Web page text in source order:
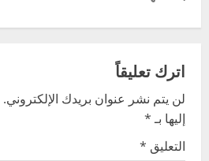
n
v
i
g
اترك تعليقاً
لن يتم نشر عنوان بريدك الإلكتروني.
إليها بـ*
التعليق *